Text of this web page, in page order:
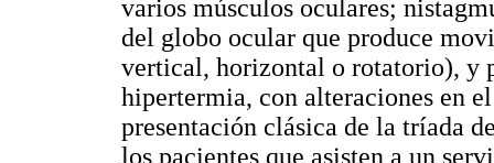
varios músculos oculares;
del globo ocular que produce
vertical, horizontal o rotatorio), y
hipertermia, con alteraciones en
presentación clásica de la tríada
los pacientes que asisten a un